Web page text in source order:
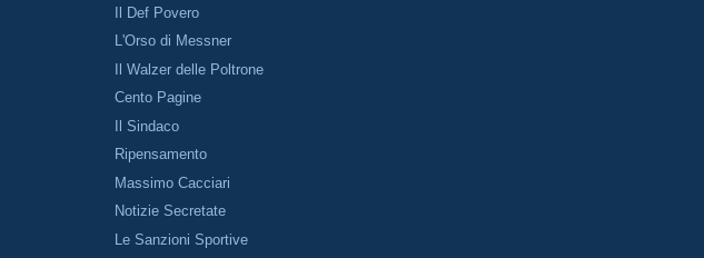
Il Def Povero
L'Orso di Messner
Il Walzer delle Poltrone
Cento Pagine
Il Sindaco
Ripensamento
Massimo Cacciari
Notizie Secretate
Le Sanzioni Sportive